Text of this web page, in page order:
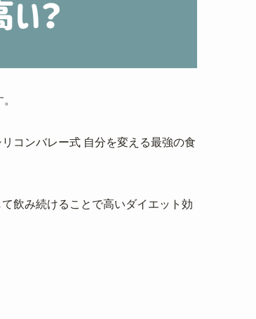
コンバレー式 自分を変える最強の食
飲み続けることで高いダイエット効